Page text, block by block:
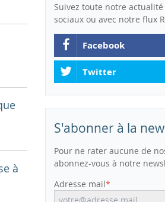
Suivez toute notre
sociaux ou avec notre flux
Facebook
Twitter
S'abonner à la
Pour ne rater aucune de
abonnez-vous à notre
Adresse mail
à